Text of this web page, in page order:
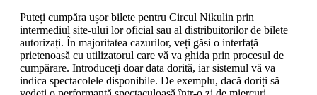
Puteți cumpăra ușor bilete pentru Circul Nikulin prin
intermediul site-ului lor oficial sau al distribuitorilor de bilete
autorizați. În majoritatea cazurilor, veți găsi o interfață
prietenoasă cu utilizatorul care vă va ghida prin procesul de
cumpărare. Introduceți doar data dorită, iar sistemul vă va
indica spectacolele disponibile. De exemplu, dacă doriți să